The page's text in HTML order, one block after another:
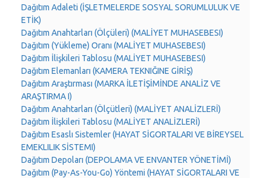
Dağıtım Adaleti (İŞLETMELERDE SOSYAL SORUMLULUK VE
ETİK)
Dağıtım Anahtarları (Ölçüleri) (MALİYET MUHASEBESI)
Dağıtım (Yükleme) Oranı (MALİYET MUHASEBESI)
Dağıtım İlişkileri Tablosu (MALİYET MUHASEBESI)
Dağıtım Elemanları (KAMERA TEKNIĞINE GİRİŞ)
Dağıtım Araştırması (MARKA İLETİŞİMİNDE ANALİZ VE
ARAŞTIRMA I)
Dağıtım Anahtarları (Ölçütleri) (MALİYET ANALİZLERİ)
Dağıtım İlişkileri Tablosu (MALİYET ANALİZLERİ)
Dağıtım Esaslı Sistemler (HAYAT SİGORTALARI VE BİREYSEL
EMEKLILIK SİSTEMI)
Dağıtım Depoları (DEPOLAMA VE ENVANTER YÖNETİMİ)
Dağıtım (Pay-As-You-Go) Yöntemi (HAYAT SİGORTALARI VE